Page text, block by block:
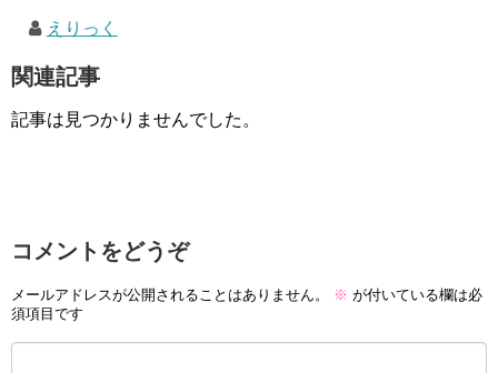
えりっく
関連記事
記事は見つかりませんでした。
コメントをどうぞ
メールアドレスが公開されることはありません。 ※ が付いている欄は必
須項目です